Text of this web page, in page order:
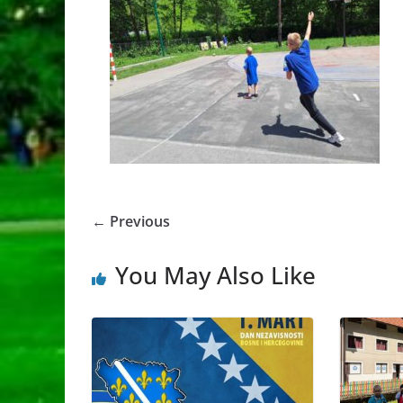
← Previous
You May Also Like